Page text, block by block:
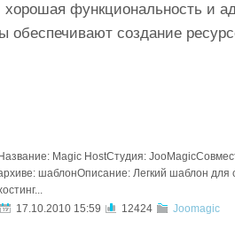
функциональность и
обеспечивают создание
Название: Magic HostСтудия:
шаблонОписание: Легкий шаблон для
17.10.2010 15:59
12424 Joomagic